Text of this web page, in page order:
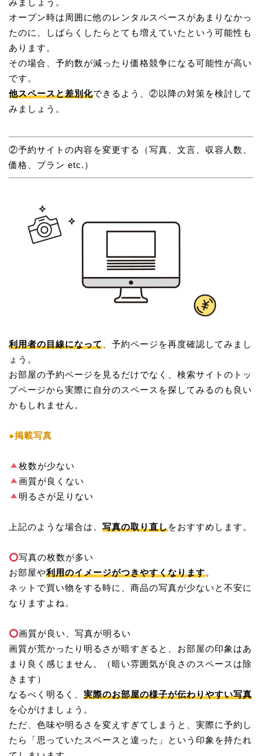
みましょう。
オープン時は周囲に他のレンタルスペースがあまりなかっ
たのに、しばらくしたらとても増えていたという可能性も
あります。
その場合、予約数が減ったり価格競争になる可能性が高い
です。
他スペースと差別化できるよう、②以降の対策を検討して
みましょう。
②予約サイトの内容を変更する（写真、文言、収容人数、
価格、プラン etc.）
利用者の目線になって 、予約ページを再度確認してみまし
ょう。
お部屋の予約ページを見るだけでなく、検索サイトのトッ
プページから実際に自分のスペースを探してみるのも良い
かもしれません。
●掲載写真
枚数が少ない
画質が良くない
明るさが足りない
上記のような場合は、 写真の取り直しをおすすめします。
写真の枚数が多い
お部屋や利用のイメージがつきやすくなります。
ネットで買い物をする時に、商品の写真が少ないと不安に
なりますよね。
画質が良い、写真が明るい
画質が荒かったり明るさが暗すぎると、お部屋の印象はあ
まり良く感じません。（暗い雰囲気が良さのスペースは除
きます）
なるべく明るく、 実際のお部屋の様子が伝わりやすい写真
を心がけましょう。
ただ、色味や明るさを変えすぎてしまうと、実際に予約し
たら「思っていたスペースと違った」という印象を持たれ